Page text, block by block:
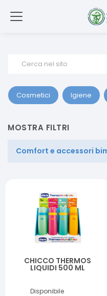
Cerca nel sito
Cosmetici Igiene
MOSTRA FILTRI
Comfort e accessori
CHICCO THERMOS
LIQUIDI 500 ML
Disponibile